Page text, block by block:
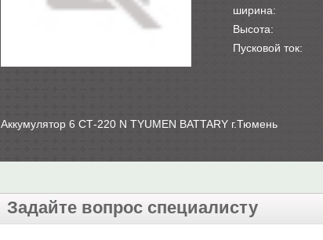
ширина:
Высота:
Пусковой ток:
Аккумулятор 6 СТ-220 N TYUMEN BATTARY г.Тюмень
Задайте вопрос специалисту